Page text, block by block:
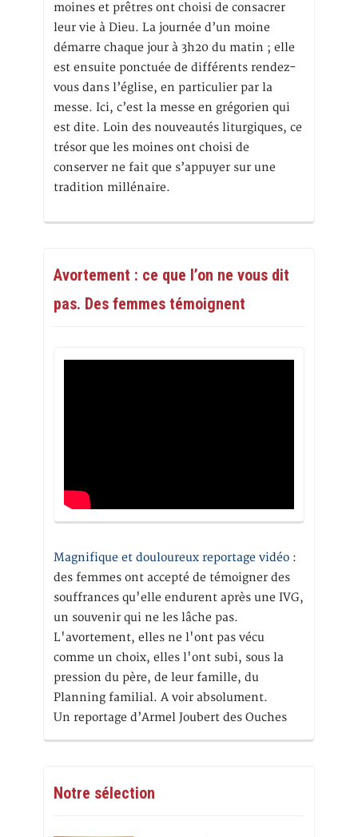
moines et prêtres ont choisi de consacrer
leur vie à Dieu. La journée d’un moine
démarre chaque jour à 3h20 du matin ; elle
est ensuite ponctuée de différents rendez-
vous dans l’église, en particulier par la
messe. Ici, c’est la messe en grégorien qui
est dite. Loin des nouveautés liturgiques, ce
trésor que les moines ont choisi de
conserver ne fait que s’appuyer sur une
tradition millénaire.
Avortement : ce que l’on ne vous dit
pas. Des femmes témoignent
Magnifique et douloureux reportage vidéo :
des femmes ont accepté de témoigner des
souffrances qu'elle endurent après une IVG,
un souvenir qui ne les lâche pas.
L'avortement, elles ne l'ont pas vécu
comme un choix, elles l'ont subi, sous la
pression du père, de leur famille, du
Planning familial. A voir absolument.
Un reportage d’Armel Joubert des Ouches
Notre sélection